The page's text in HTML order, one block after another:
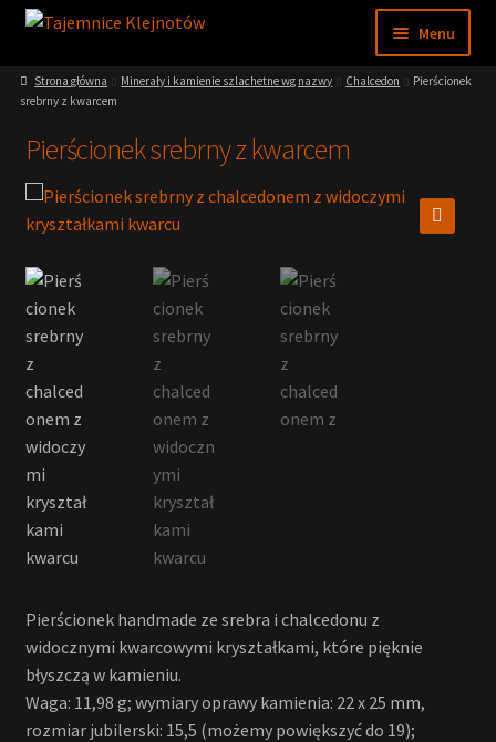
Przejdź
nawigacji
Przejdź
treści
Menu
Sklep
Moje konto
Regulamin
Nasze muzeum
Wiedza
Strona główna Minerały i kamienie szlachetne wg nazwy Chalcedon
Pierścionek
srebrny z kwarcem
Pierścionek srebrny z kwarcem
Pierścionek handmade ze srebra i chalcedonu z
widocznymi kwarcowymi kryształkami, które pięknie
błyszczą w kamieniu.
Waga: 11,98 g; wymiary oprawy kamienia: 22 x 25 mm,
rozmiar jubilerski: 15,5 (możemy powiększyć do 19);